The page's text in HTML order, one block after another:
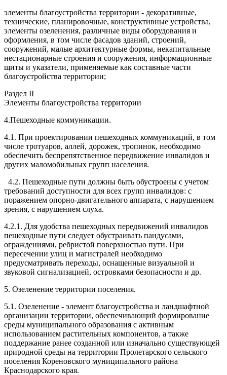
элементы благоустройства территории - декоративные,
технические, планировочные, конструктивные устройства,
элементы озеленения, различные виды оборудования и
оформления, в том числе фасадов зданий, строений,
сооружений, малые архитектурные формы, некапитальные
нестационарные строения и сооружения, информационные
щиты и указатели, применяемые как составные части
благоустройства территории;
Раздел II
Элементы благоустройства территории
4.Пешеходные коммуникации.
4.1. При проектировании пешеходных коммуникаций, в том
числе тротуаров, аллей, дорожек, тропинок, необходимо
обеспечить беспрепятственное передвижение инвалидов и
других маломобильных групп населения.
4.2. Пешеходные пути должны быть обустроены с учетом
требований доступности для всех групп инвалидов: с
поражением опорно-двигательного аппарата, с нарушением
зрения, с нарушением слуха.
4.2.1. Для удобства пешеходных передвижений инвалидов
пешеходные пути следует обустраивать пандусами,
ограждениями, ребристой поверхностью пути. При
пересечении улиц и магистралей необходимо
предусматривать переходы, оснащенные визуальной и
звуковой сигнализацией, островками безопасности и др.
5. Озеленение территории поселения.
5.1. Озеленение - элемент благоустройства и ландшафтной
организации территории, обеспечивающий формирование
среды муниципального образования с активным
использованием растительных компонентов, а также
поддержание ранее созданной или изначально существующей
природной среды на территории Пролетарского сельского
поселения Кореновского муниципального района
Краснодарского края.